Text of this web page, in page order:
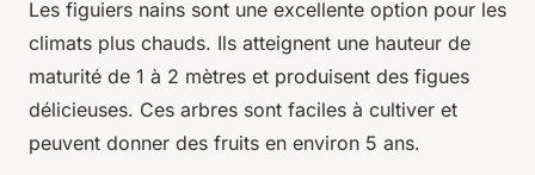
Les figuiers nains sont une excellente option pour les
climats plus chauds. Ils atteignent une hauteur de
maturité de 1 à 2 mètres et produisent des figues
délicieuses. Ces arbres sont faciles à cultiver et
peuvent donner des fruits en environ 5 ans.